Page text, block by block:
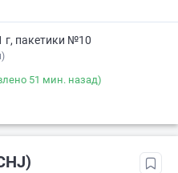
г, пакетики №10
51 мин. назад)